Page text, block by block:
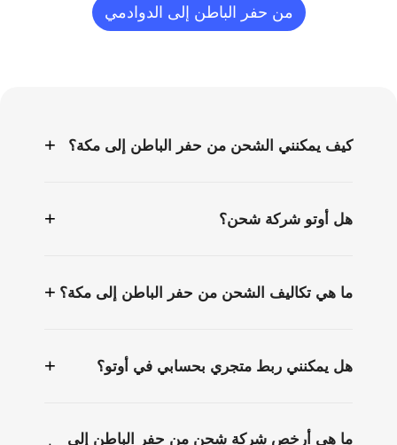
من حفر الباطن إلى الدوادمي
كيف يمكنني الشحن من حفر الباطن إلى مكة؟ +
هل أوتو شركة شحن؟ +
ما هي تكاليف الشحن من حفر الباطن إلى مكة؟ +
هل يمكنني ربط متجري بحسابي في أوتو؟ +
ما هي أرخص شركة شحن من حفر الباطن إلى